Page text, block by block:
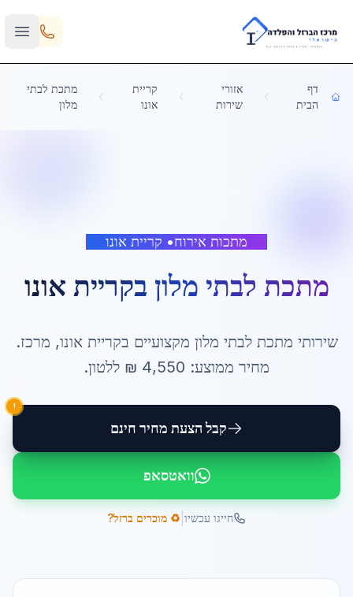
Skip to main content
דף
הבית
אזורי
שירות
קריית
אונו
מתכת לבתי
מלון
מתכות אירוח• קריית אונו
מתכת לבתי מלון בקריית אונו
שירותי מתכת לבתי מלון מקצועיים בקריית אונו, מרכז.
מחיר ממוצע: 4,550 ₪ ללטון.
קבל הצעת מחיר חינם
!
וואטסאפ
חייגו עכשיו ♻️ מוכרים ברזל?